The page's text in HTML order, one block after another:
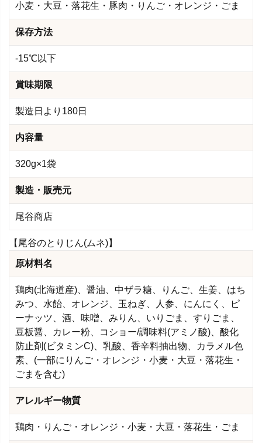
小麦・大豆・落花生・豚肉・りんご・オレンジ・ごま
保存方法
-15℃以下
賞味期限
製造日より180日
内容量
320g×1袋
製造・販売元
尾谷商店
【尾谷のとりじん(ムネ)】
原材料名
鶏肉(北海道産)、醤油、中ザラ糖、りんご、生姜、はち
みつ、水飴、オレンジ、玉ねぎ、人参、にんにく、ピ
ーナッツ、酒、味噌、みりん、いりごま、すりごま、
豆板醤、カレー粉、コショー/調味料(アミノ酸)、酸化
防止剤(ビタミンC)、乳酸、香辛料抽出物、カラメル色
素、(一部にりんご・オレンジ・小麦・大豆・落花生・
ごまを含む)
アレルギー物質
鶏肉・りんご・オレンジ・小麦・大豆・落花生・ごま